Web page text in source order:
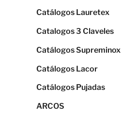
Catálogos Lauretex
Catalogos 3 Claveles
Catálogos Supreminox
Catálogos Lacor
Catálogos Pujadas
ARCOS